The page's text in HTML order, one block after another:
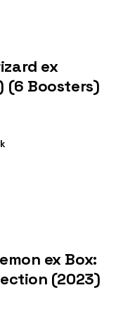
ex
(6 Boosters)
ex Box:
(2023)